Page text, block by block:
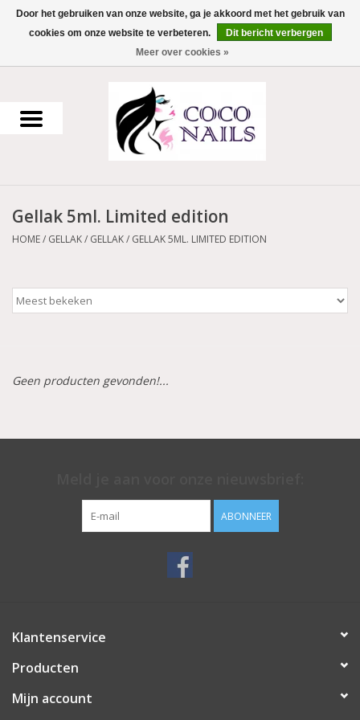
0 Artikelen - €0,00
Uv Gel
Acrylpoeder
Werkmateriaal
Aluminium koffer/Trolley
Apparatuur
NIEUW! Pedicure producten
Gellak 5ml. Limited edition
HOME/ GELLAK/ GELLAK/ GELLAK 5ML. LIMITED EDITION
Geen producten gevonden!...
ABONNEER
Klantenservice
Producten
Mijn account
Door het gebruiken van onze website, ga je akkoord met het gebruik van
cookies om onze website te verbeteren.
Dit bericht verbergen
Meer over cookies »